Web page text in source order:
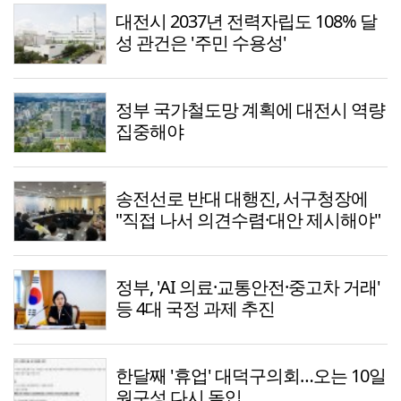
대전시 2037년 전력자립도 108% 달
성 관건은 '주민 수용성'
정부 국가철도망 계획에 대전시 역량
집중해야
송전선로 반대 대행진, 서구청장에
"직접 나서 의견수렴·대안 제시해야"
정부, 'AI 의료·교통안전·중고차 거래'
등 4대 국정 과제 추진
한달째 '휴업' 대덕구의회…오는 10일